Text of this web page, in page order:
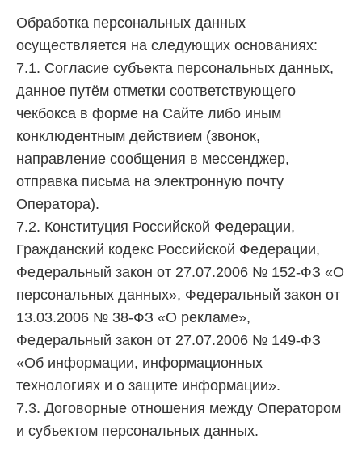
Обработка персональных данных
осуществляется на следующих основаниях:
7.1. Согласие субъекта персональных данных,
данное путём отметки соответствующего
чекбокса в форме на Сайте либо иным
конклюдентным действием (звонок,
направление сообщения в мессенджер,
отправка письма на электронную почту
Оператора).
7.2. Конституция Российской Федерации,
Гражданский кодекс Российской Федерации,
Федеральный закон от 27.07.2006 № 152-ФЗ «О
персональных данных», Федеральный закон от
13.03.2006 № 38-ФЗ «О рекламе»,
Федеральный закон от 27.07.2006 № 149-ФЗ
«Об информации, информационных
технологиях и о защите информации».
7.3. Договорные отношения между Оператором
и субъектом персональных данных.